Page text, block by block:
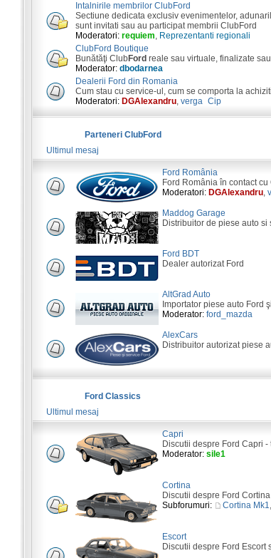
Intalnirile membrilor ClubFord
Sectiune dedicata exclusiv evenimentelor,
sunt invitati sau au participat membrii ClubFord
Moderatori: requiem, Reprezentanti regionali
ClubFord Boutique
Bunătăţi ClubFord reale sau virtuale, finalizate
Moderator: dbodarnea
Dealerii Ford din Romania
Cum stau cu service-ul, cum se comporta la
Moderatori: DGAlexandru, verga_Cip
Parteneri ClubFord
Ultimul mesaj
Ford România
Ford România în contact cu
Moderatori: DGAlexandru,
Maddog Garage
Distribuitor de piese auto si
Ford BDT
Dealer autorizat Ford
AltGrad Auto
Importator piese auto Ford
Moderator: ford_mazda
AlexCars
Distribuitor autorizat piese
Ford Classics
Ultimul mesaj
Capri
Discutii despre Ford Capri
Moderator: sile1
Cortina
Discutii despre Ford
Subforumuri:
Cortina Mk1,
Escort
Discutii despre Ford Escort